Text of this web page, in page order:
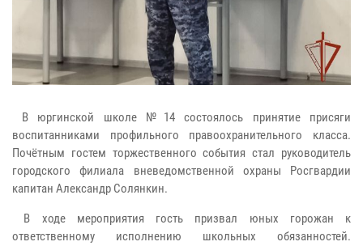
В юргинской школе №14 состоялось принятие присяги
воспитанниками профильного правоохранительного класса.
Почётным гостем торжественного события стал руководитель
городского филиала вневедомственной охраны Росгвардии
капитан Александр Солянкин.
В ходе мероприятия гость призвал юных горожан к
ответственному исполнению школьных обязанностей.